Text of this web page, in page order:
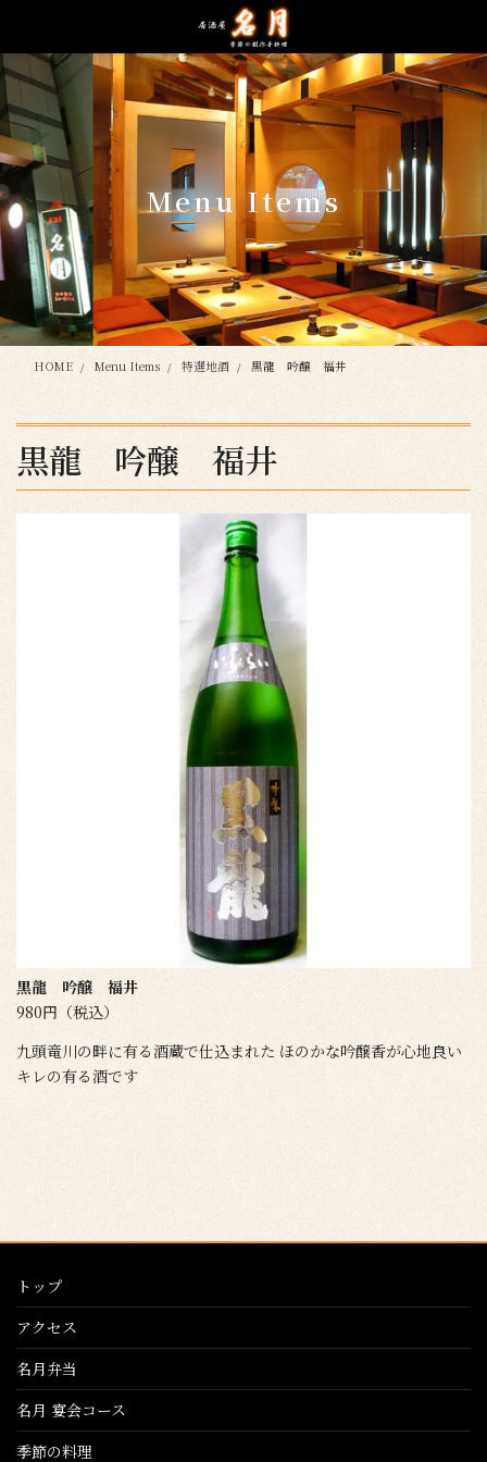
テ
ン
ツ
に
移
動
ゲ
ー
シ
ョ
ン
に
移
動
Menu Items
HOME Menu Items 特選地酒 黒龍 吟醸 福井
黒龍 吟醸 福井
黒龍 吟醸 福井
980円（税込）
九頭竜川の畔に有る酒蔵で仕込まれた ほのかな吟醸香が心地良い
キレの有る酒です
トップ
アクセス
名月弁当
名月 宴会コース
季節の料理